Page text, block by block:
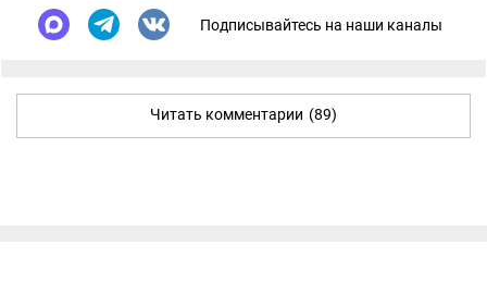
Подписывайтесь на наши каналы
Читать комментарии (89)